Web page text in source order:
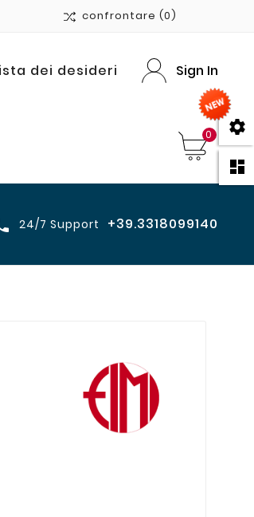


confrontare (0)
dei desideri Sign In
0
24/7 Support +39.3318099140